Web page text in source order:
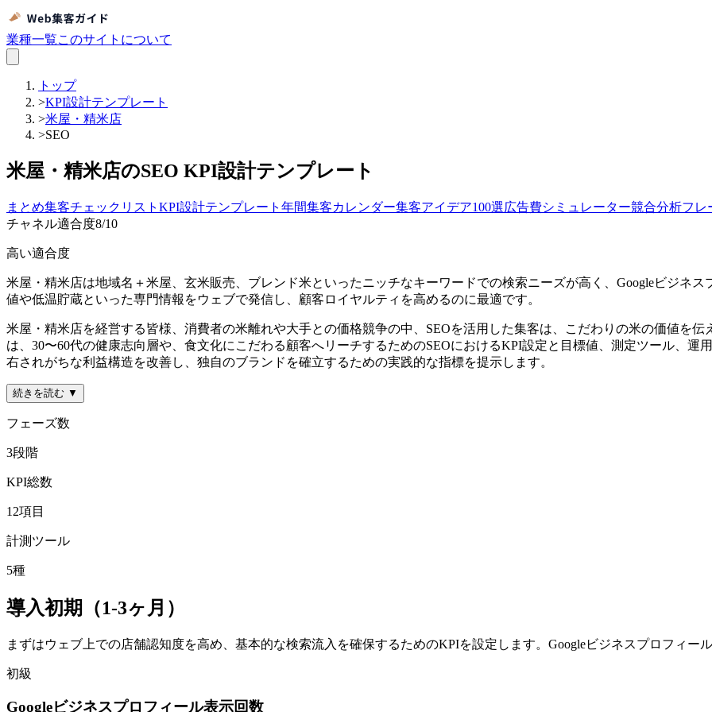
業種一覧このサイトについて
トップ
>KPI設計テンプレート
>米屋・精米店
>SEO
米屋・精米店のSEO KPI設計テンプレート
まとめ集客チェックリスト KPI設計テンプレート 年間集客カレンダー集客アイデア100選広告費シミュレーター競合分析フレ
チャネル適合度8/10
高い適合度
米屋・精米店は地域名＋米屋、玄米販売、ブレンド米といったニッチなキーワードでの検索ニーズが高く、Googleビジネ
値や低温貯蔵といった専門情報をウェブで発信し、顧客ロイヤルティを高めるのに最適です。
米屋・精米店を経営する皆様、消費者の米離れや大手との価格競争の中、SEOを活用した集客は、こだわりの米の価値を
は、30〜60代の健康志向層や、食文化にこだわる顧客へリーチするためのSEOにおけるKPI設定と目標値、測定ツール、
右されがちな利益構造を改善し、独自のブランドを確立するための実践的な指標を提示します。
続きを読む ▼
フェーズ数
3段階
KPI総数
12項目
計測ツール
5種
導入初期（1-3ヶ月）
まずはウェブ上での店舗認知度を高め、基本的な検索流入を確保するためのKPIを設定します。Googleビジネスプロフィー
初級
Googleビジネスプロフィール表示回数